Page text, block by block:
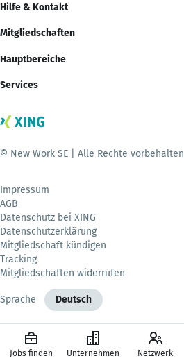
Hilfe & Kontakt
Mitgliedschaften
Hauptbereiche
Services
© New Work SE | Alle Rechte vorbehalten
Impressum
AGB
Datenschutz bei XING
Datenschutzerklärung
Mitgliedschaft kündigen
Tracking
Mitgliedschaften widerrufen
Sprache Deutsch
Jobs finden Unternehmen Netzwerk